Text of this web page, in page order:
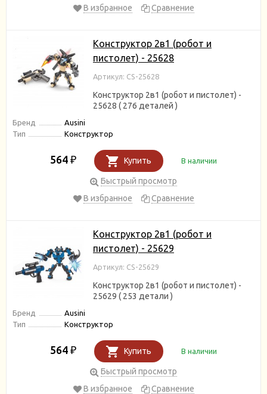
В избранное
Сравнение
Конструктор 2в1 (робот и
пистолет) - 25628
Артикул: CS-25628
Конструктор 2в1 (робот и пистолет) -
25628 ( 276 деталей )
Бренд
Ausini
Тип
Конструктор
564 ₽ Купить В наличии
Быстрый просмотр
В избранное
Сравнение
Конструктор 2в1 (робот и
пистолет) - 25629
Артикул: CS-25629
Конструктор 2в1 (робот и пистолет) -
25629 ( 253 детали )
Бренд
Ausini
Тип
Конструктор
564 ₽ Купить В наличии
Быстрый просмотр
В избранное
Сравнение